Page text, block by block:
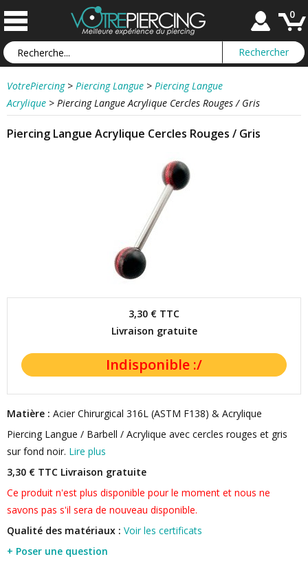
0
VotrePiercing > Piercing Langue > Piercing Langue
Acrylique > Piercing Langue Acrylique Cercles Rouges / Gris
Piercing Langue Acrylique Cercles Rouges / Gris
3,30 € TTC
Livraison gratuite
Matière : Acier Chirurgical 316L (ASTM F138) & Acrylique
Piercing Langue / Barbell / Acrylique avec cercles rouges et gris
sur fond noir. Lire plus
3,30 € TTC Livraison gratuite
Ce produit n'est plus disponible pour le moment et nous ne
savons pas s'il sera de nouveau disponible.
Qualité des matériaux : Voir les certificats
+ Poser une question